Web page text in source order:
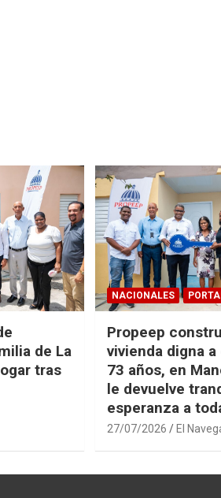
de La
tras
NACIONALES
Propeep
vivienda digna
73 años, en
le devuelve
esperanza a
27/07/2026 El